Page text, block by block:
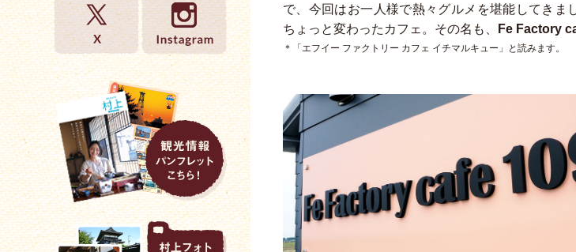
で、今回はお一人様で熱々グルメを堪能してきま
ちょっと変わったカフェ。その名も、
Fe Factory
＊「エフイー ファクトリー カフェ イチマルキュー」と読みます。